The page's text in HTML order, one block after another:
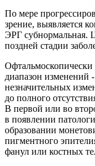
По мере
зрение, выявляется
ЭРГ субнормальная.
поздней стадии
диапазон изменений
незначительных
до полного
В первой или во
в появлении
образовании
пигментного
фанул или костных